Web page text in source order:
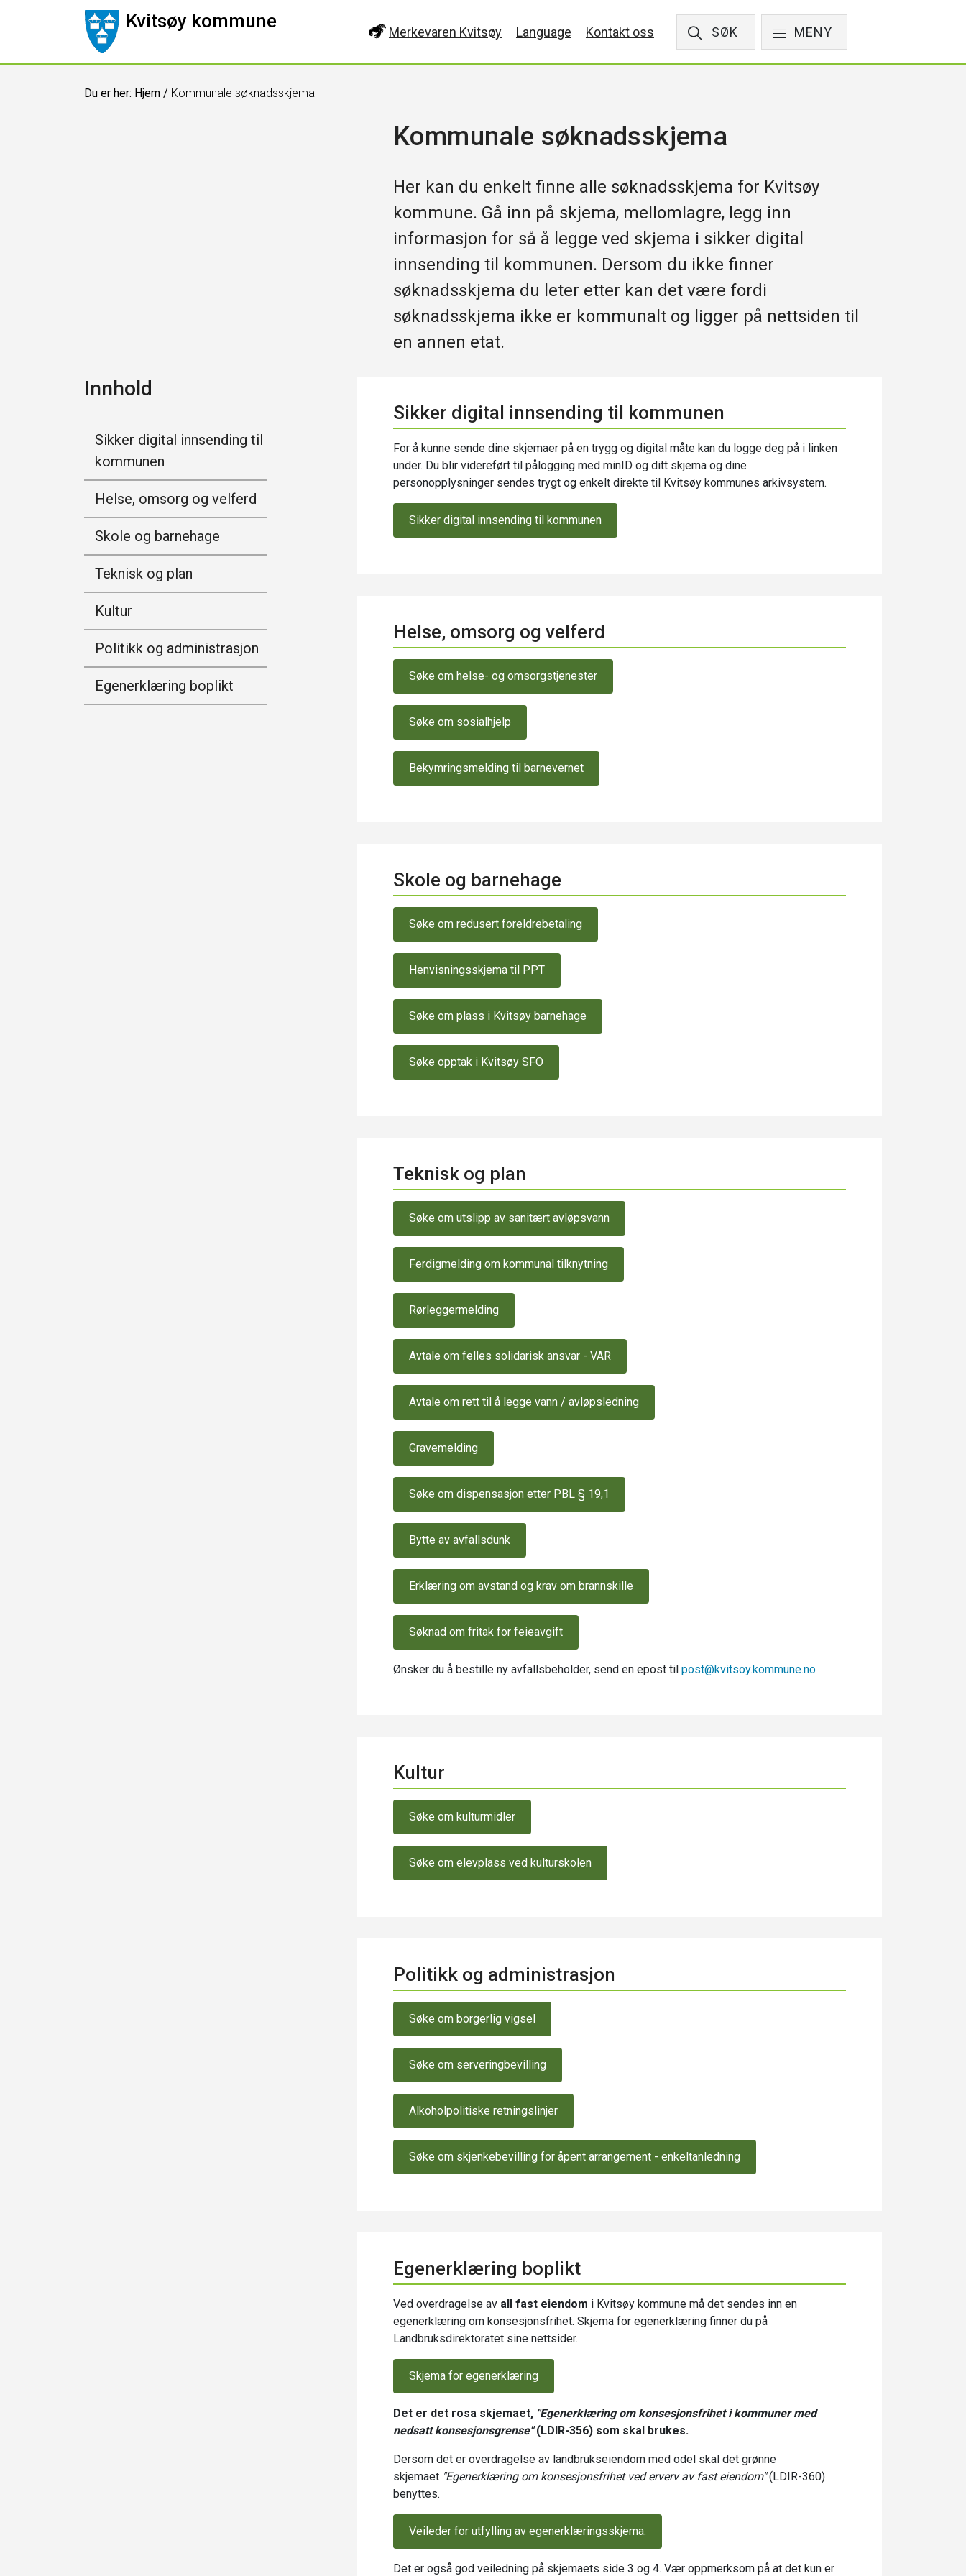
Kvitsøy kommune Merkevaren Kvitsøy Language Kontakt oss SØK MENY
Du er her: Hjem / Kommunale søknadsskjema
Kommunale søknadsskjema
Her kan du enkelt finne alle søknadsskjema for Kvitsøy
kommune. Gå inn på skjema, mellomlagre, legg inn
informasjon for så å legge ved skjema i sikker digital
innsending til kommunen. Dersom du ikke finner
søknadsskjema du leter etter kan det være fordi
søknadsskjema ikke er kommunalt og ligger på nettsiden til
en annen etat.
Innhold
Sikker digital innsending til
kommunen
Helse, omsorg og velferd
Skole og barnehage
Teknisk og plan
Kultur
Politikk og administrasjon
Egenerklæring boplikt
Sikker digital innsending til kommunen
For å kunne sende dine skjemaer på en trygg og digital måte kan du logge deg på i linken
under. Du blir videreført til pålogging med minID og ditt skjema og dine
personopplysninger sendes trygt og enkelt direkte til Kvitsøy kommunes arkivsystem.
Sikker digital innsending til kommunen
Helse, omsorg og velferd
Søke om helse- og omsorgstjenester
Søke om sosialhjelp
Bekymringsmelding til barnevernet
Skole og barnehage
Søke om redusert foreldrebetaling
Henvisningsskjema til PPT
Søke om plass i Kvitsøy barnehage
Søke opptak i Kvitsøy SFO
Teknisk og plan
Søke om utslipp av sanitært avløpsvann
Ferdigmelding om kommunal tilknytning
Rørleggermelding
Avtale om felles solidarisk ansvar - VAR
Avtale om rett til å legge vann / avløpsledning
Gravemelding
Søke om dispensasjon etter PBL § 19,1
Bytte av avfallsdunk
Erklæring om avstand og krav om brannskille
Søknad om fritak for feieavgift
Ønsker du å bestille ny avfallsbeholder, send en epost til post@kvitsoy.kommune.no
Kultur
Søke om kulturmidler
Søke om elevplass ved kulturskolen
Politikk og administrasjon
Søke om borgerlig vigsel
Søke om serveringbevilling
Alkoholpolitiske retningslinjer
Søke om skjenkebevilling for åpent arrangement - enkeltanledning
Egenerklæring boplikt
Ved overdragelse av all fast eiendom i Kvitsøy kommune må det sendes inn en
egenerklæring om konsesjonsfrihet. Skjema for egenerklæring finner du på
Landbruksdirektoratet sine nettsider.
Skjema for egenerklæring
Det er det rosa skjemaet, "Egenerklæring om konsesjonsfrihet i kommuner med
nedsatt konsesjonsgrense"(LDIR-356) som skal brukes.
Dersom det er overdragelse av landbrukseiendom med odel skal det grønne
skjemaet "Egenerklæring om konsesjonsfrihet ved erverv av fast eiendom"(LDIR-360)
benyttes.
Veileder for utfylling av egenerklæringsskjema.
Det er også god veiledning på skjemaets side 3 og 4. Vær oppmerksom på at det kun er